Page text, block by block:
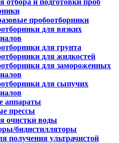
отбора и подготовки проб
пробоотборники
для вязких
для грунта
для жидкостей
для замороженных
для сыпучих
аппараты
прессы
очистки воды
бидистилляторы
получения ультрачистой